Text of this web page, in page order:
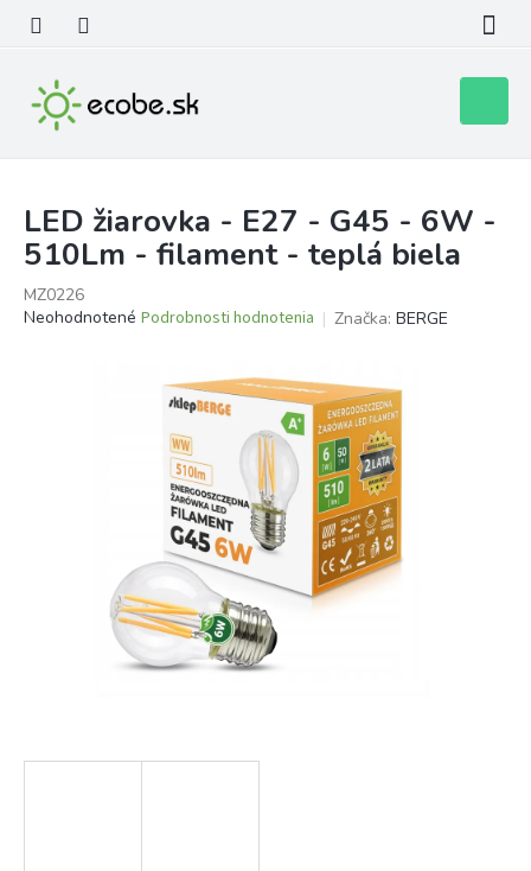
obsah
košík
LED žiarovka - E27 - G45 - 6W -
510Lm - filament - teplá biela
MZ0226
Priemerné
Neohodnotené Podrobnosti hodnotenia Značka: BERGE